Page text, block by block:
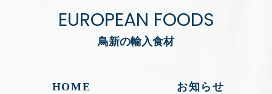
EUROPEAN FOODS
鳥新の輸入食材
HOME お知らせ